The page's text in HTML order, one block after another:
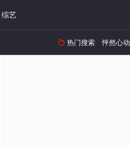
综艺
 热门搜索 怦然心动